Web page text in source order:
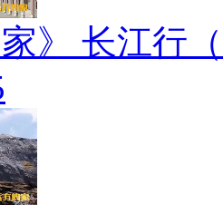
家》 长江行